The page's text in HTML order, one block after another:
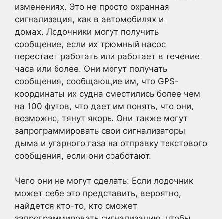
изменениях. Это не просто охранная
сигнализация, как в автомобилях и
домах. Лодочники могут получить
сообщение, если их трюмный насос
перестает работать или работает в течение
часа или более. Они могут получать
сообщения, сообщающие им, что GPS-
координаты их судна сместились более чем
на 100 футов, что дает им понять, что они,
возможно, тянут якорь. Они также могут
запрограммировать свои сигнализаторы
дыма и угарного газа на отправку текстового
сообщения, если они сработают.
Чего они не могут сделать: Если лодочник
может себе это представить, вероятно,
найдется кто-то, кто сможет